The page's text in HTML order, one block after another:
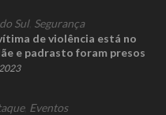
Sul, Segurança
de violência está no
e padrasto foram presos
, Eventos